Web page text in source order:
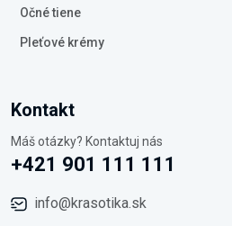
Očné tiene
Pleťové krémy
Kontakt
Máš otázky? Kontaktuj nás
+421 901 111 111
info@krasotika.sk